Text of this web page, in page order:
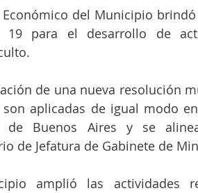
del Municipio
19 para el desarrollo de
de una nueva resolución
aplicadas de igual modo
de Buenos Aires y se
de Jefatura de Gabinete de
amplió las actividades